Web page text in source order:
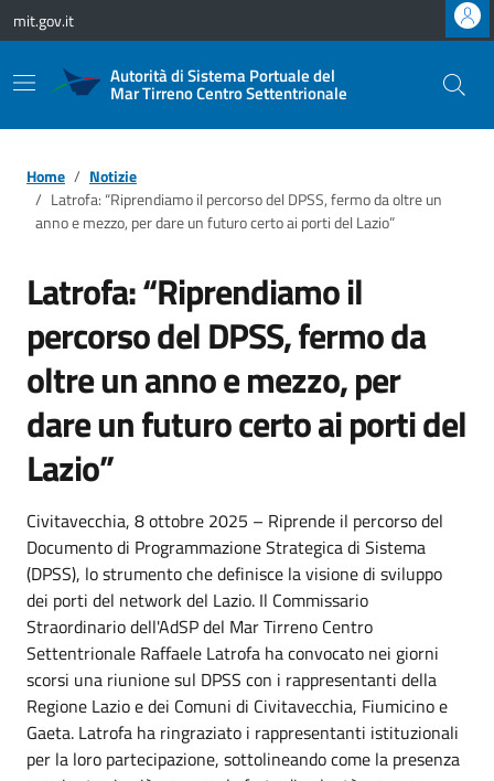
Vai ai contenuti
Vai al footer
mit.gov.it
Autorità di Sistema Portuale del
Mar Tirreno Centro Settentrionale
Home
Notizie
Latrofa: “Riprendiamo il percorso del DPSS, fermo da oltre un
anno e mezzo, per dare un futuro certo ai porti del Lazio”
Latrofa: “Riprendiamo il
percorso del DPSS, fermo da
oltre un anno e mezzo, per
dare un futuro certo ai porti del
Lazio”
Civitavecchia, 8 ottobre 2025 – Riprende il percorso del
Documento di Programmazione Strategica di Sistema
(DPSS), lo strumento che definisce la visione di sviluppo
dei porti del network del Lazio. Il Commissario
Straordinario dell'AdSP del Mar Tirreno Centro
Settentrionale Raffaele Latrofa ha convocato nei giorni
scorsi una riunione sul DPSS con i rappresentanti della
Regione Lazio e dei Comuni di Civitavecchia, Fiumicino e
Gaeta. Latrofa ha ringraziato i rappresentanti istituzionali
per la loro partecipazione, sottolineando come la presenza